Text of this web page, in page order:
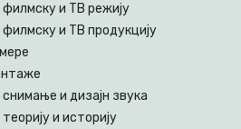
и ТВ режију
и ТВ продукцију
и дизајн звука
и историју